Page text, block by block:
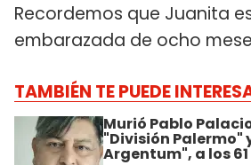
Recordemos que Juanita
embarazada de ocho
TAMBIÉN TE PUEDE
Murió Pablo
"División Palermo"
Argentum", a los